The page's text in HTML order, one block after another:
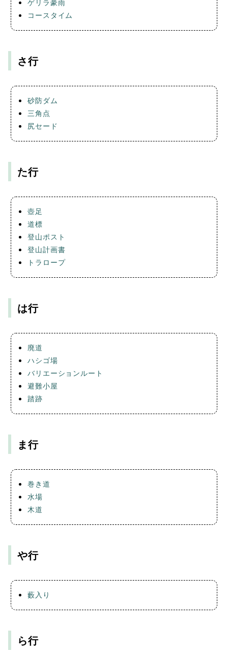
コースタイム
さ行
砂防ダム
三角点
尻セード
た行
壺足
道標
登山ポスト
登山計画書
トラロープ
は行
廃道
ハシゴ場
バリエーションルート
避難小屋
踏跡
ま行
巻き道
水場
木道
や行
藪入り
ら行